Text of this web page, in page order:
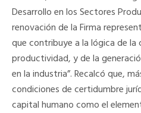
Desarrollo en los Sectores
renovación de la Firma
que contribuye a la lógica de
productividad, y de la
en la industria”. Recalcó que,
condiciones de certidumbre
capital humano como el